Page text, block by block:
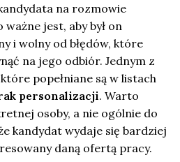
na rozmowie
jest, aby był on
i wolny od błędów, które
na jego odbiór. Jednym z
popełniane są w listach
personalizacji. Warto
osoby, a nie ogólnie do
kandydat wydaje się bardziej
daną ofertą pracy.